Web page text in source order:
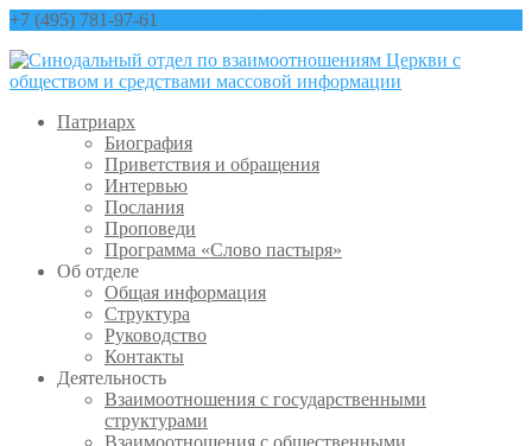
+7 (495) 781-97-61
Патриарх
Биография
Приветствия и обращения
Интервью
Послания
Проповеди
Программа «Слово пастыря»
Об отделе
Общая информация
Структура
Руководство
Контакты
Деятельность
Взаимоотношения с государственными
структурами
Взаимоотношения с общественными